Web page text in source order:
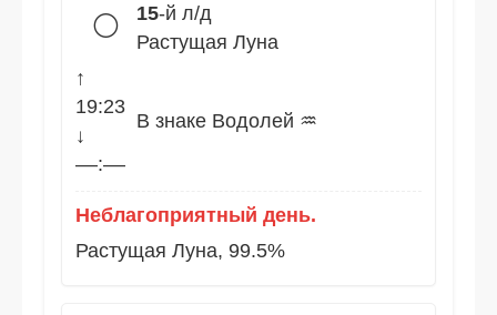
🌕 15-й л/д
Растущая Луна
↑
19:23
↓
––:––
В знаке Водолей ♒
Неблагоприятный день.
Растущая Луна, 99.5%